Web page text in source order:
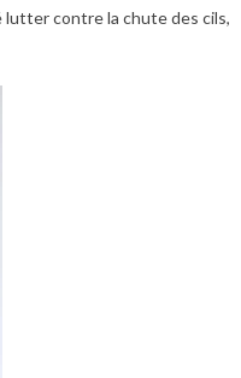
lutter contre la chute des cils,